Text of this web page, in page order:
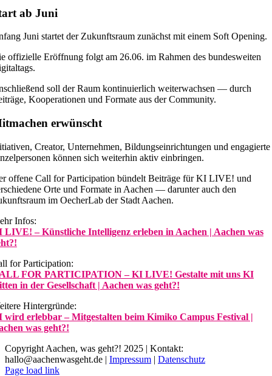
ab Juni
Juni startet der Zukunftsraum zunächst mit einem Soft Opening.
offizielle Eröffnung folgt am 26.06. im Rahmen des bundesweiten
soll der Raum kontinuierlich weiterwachsen — durch
Kooperationen und Formate aus der Community.
erwünscht
Creator, Unternehmen, Bildungseinrichtungen und engagierte
können sich weiterhin aktiv einbringen.
offene Call for Participation bündelt Beiträge für KI LIVE! und
Orte und Formate in Aachen — darunter auch den
im OecherLab der Stadt Aachen.
Infos:
LIVE! – Künstliche Intelligenz erleben in Aachen | Aachen was
for Participation:
FOR PARTICIPATION – KI LIVE! Gestalte mit uns KI
in der Gesellschaft | Aachen was geht?!
Hintergründe:
wird erlebbar – Mitgestalten beim Kimiko Campus Festival |
was geht?!
Copyright Aachen, was geht?! 2025 | Kontakt:
hallo@aachenwasgeht.de | Impressum | Datenschutz
Instagram
LinkedIn
Tiktok
YouTube
Page load link